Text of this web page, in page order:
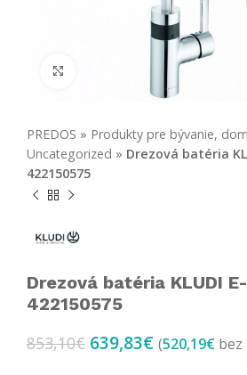
Click to enlarge
PREDOS » Produkty pre bývanie,
Uncategorized » Drezová batéria
422150575
Drezová batéria KLUDI
422150575
853,10€ 639,83€ (520,19€ bez